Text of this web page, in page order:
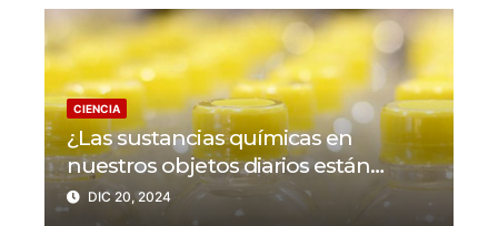
CIENCIA
¿Las sustancias químicas en
nuestros objetos diarios están
detrás de cientos de miles de
muertes y millones de
DIC 20, 2024